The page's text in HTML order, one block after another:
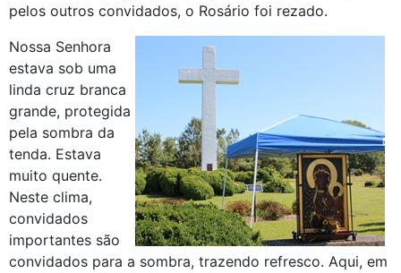
pelos outros convidados, o Rosário foi rezado.
Nossa Senhora
estava sob uma
linda cruz branca
grande, protegida
pela sombra da
tenda. Estava
muito quente.
Neste clima,
convidados
importantes são
convidados para a sombra, trazendo refresco. Aqui, em